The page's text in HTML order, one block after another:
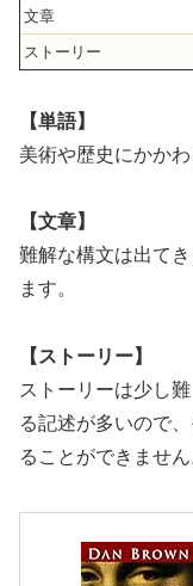
文章
ストーリー
【単語】
美術や歴史にかか
【文章】
難解な構文は出て
ます。
【ストーリー】
ストーリーは少し
る記述が多いので
ることができません